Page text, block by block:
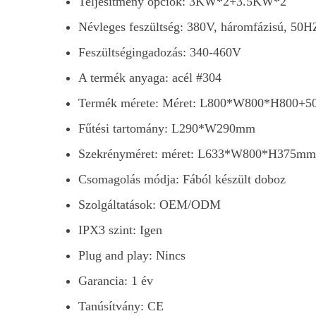
Névleges feszültség: 380V, háromfázisú,
Feszültségingadozás: 340-460V
A termék anyaga: acél #304
Termék mérete: Méret:
Fűtési tartomány: L290*W290mm
Szekrényméret: méret: L633*W800*H375mm
Csomagolás módja: Fából készült doboz
Szolgáltatások: OEM/ODM
IPX3 szint: Igen
Plug and play: Nincs
Garancia: 1 év
Tanúsítvány: CE